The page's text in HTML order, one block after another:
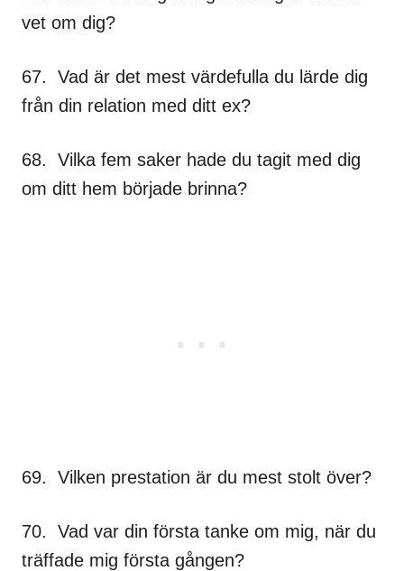
vet om dig?
67. Vad är det mest värdefulla du lärde dig
från din relation med ditt ex?
68. Vilka fem saker hade du tagit med dig
om ditt hem började brinna?
69. Vilken prestation är du mest stolt över?
70. Vad var din första tanke om mig, när du
träffade mig första gången?